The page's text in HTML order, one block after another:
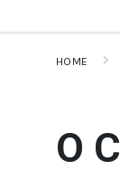
HOME
O